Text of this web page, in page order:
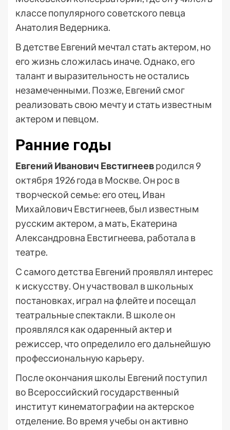
классе популярного советского певца
Анатолия Ведерника.
В детстве Евгений мечтал стать актером, но
его жизнь сложилась иначе. Однако, его
талант и выразительность не остались
незамеченными. Позже, Евгений смог
реализовать свою мечту и стать известным
актером и певцом.
Ранние годы
Евгений Иванович Евстигнеевродился 9
октября 1926 года в Москве. Он рос в
творческой семье: его отец, Иван
Михайлович Евстигнеев, был известным
русским актером, а мать, Екатерина
Александровна Евстигнеева, работала в
театре.
С самого детства Евгений проявлял интерес
к искусству. Он участвовал в школьных
постановках, играл на флейте и посещал
театральные спектакли. В школе он
проявлялся как одаренный актер и
режиссер, что определило его дальнейшую
профессиональную карьеру.
После окончания школы Евгений поступил
во Всероссийский государственный
институт кинематографии на актерское
отделение. Во время учебы он активно